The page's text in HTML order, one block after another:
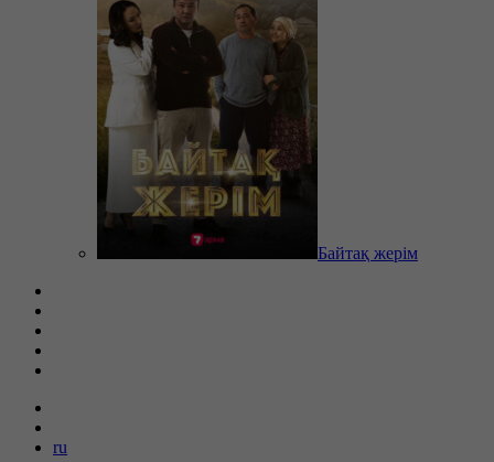
Байтақ жерім
ru